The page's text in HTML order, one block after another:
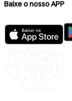
Baixe o nosso APP